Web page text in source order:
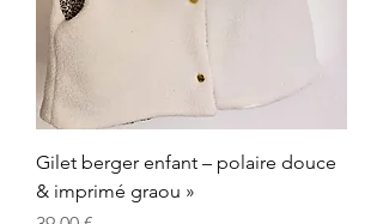
Gilet berger enfant – polaire douce
& imprimé graou »